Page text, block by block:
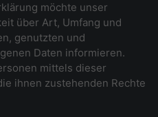
möchte unser
über Art, Umfang und
genutzten und
Daten informieren.
mittels dieser
ihnen zustehenden Rechte